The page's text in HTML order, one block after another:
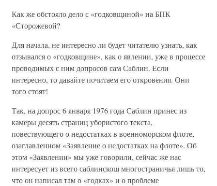
Как же обстояло дело с «годковщиной» на БПК
«Сторожевой?
Для начала, не интересно ли будет читателю узнать, как
отзывался о «годковщине», как о явлении, уже в процессе
проводимых с ним допросов сам Саблин. Если
интересно, то давайте почитаем его откровения. Они
того стоят!
Так, на допрос 6 января 1976 года Саблин принес из
камеры десять страниц убористого текста,
повествующего о недостатках в военноморском флоте,
озаглавленном «Заявление о недостатках на флоте». Об
этом «Заявлении» мы уже говорили, сейчас же нас
интересует из всего саблинскош многостраничья лишь то,
что он написал там о «годках» и о проблеме